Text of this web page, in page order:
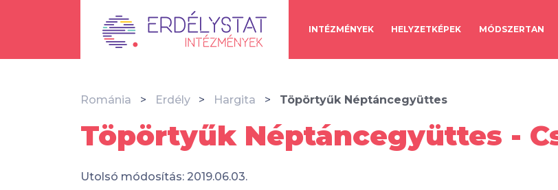
INTÉZMÉNYEK HELYZETKÉPEK MÓDSZERTAN
Románia Erdély Hargita Töpörtyűk Néptáncegyüttes
Töpörtyűk Néptáncegyüttes -
Utolsó módosítás: 2019.06.03.